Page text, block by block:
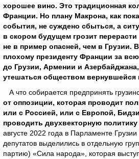
хорошее вино. Это традиционная
Франции. Но плану Макрона, как
события, не суждено сбыться, а
в скором будущем грозит
не в пример опасней, чем в Грузии.
плохому президенту Франции за
до Грузии, Армении и
утешаться обществом
А что собирается предпринять
от оппозиции, которая проводит
или с Россией, или с Европой,
проводить двухвекторную
августе 2022 года в Парламенте
депутатов выделились в отдельную
партию) «Сила народа», которая